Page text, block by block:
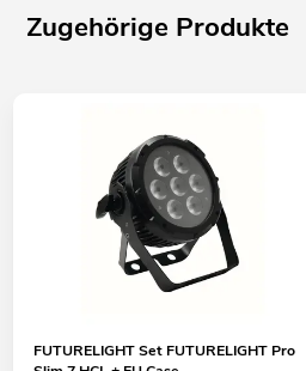
Zugehörige Produkte
FUTURELIGHT Set FUTURELIGHT Pro